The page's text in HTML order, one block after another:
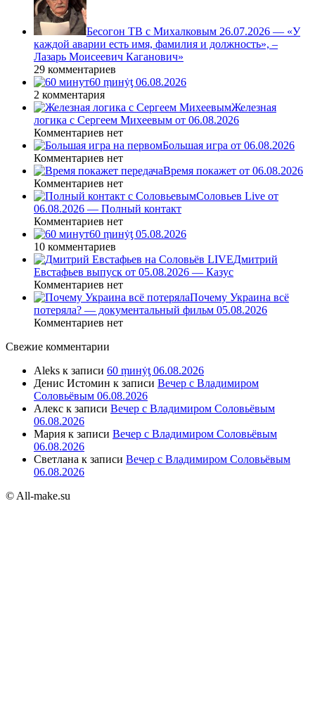
Бесогон ТВ с Михалковым 26.07.2026 — «У
каждой аварии есть имя, фамилия и должность», –
Лазарь Моисеевич Каганович»
29 комментариев
60 ṃинẏƫ 06.08.2026
2 комментария
Железная
логика с Сергеем Михеевым от 06.08.2026
Комментариев нет
Большая игра от 06.08.2026
Комментариев нет
Время покажет от 06.08.2026
Комментариев нет
Соловьев Live от
06.08.2026 — Полный контакт
Комментариев нет
60 ṃинẏƫ 05.08.2026
10 комментариев
Дмитрий
Евстафьев выпуск от 05.08.2026 — Казус
Комментариев нет
Почему Украина всё
потеряла? — документальный фильм 05.08.2026
Комментариев нет
Свежие комментарии
Aleks к записи 60 ṃинẏƫ 06.08.2026
Денис Истомин к записи Вечер с Владимиром
Соловьёвым 06.08.2026
Алекс к записи Вечер с Владимиром Соловьёвым
06.08.2026
Мария к записи Вечер с Владимиром Соловьёвым
06.08.2026
Светлана к записи Вечер с Владимиром Соловьёвым
06.08.2026
© All-make.su